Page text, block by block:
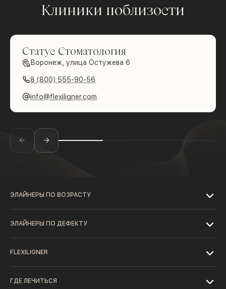
Клиники поблизости
Статус Стоматология
Воронеж, улица Остужева 6
8 (800) 555-90-56
info@flexiligner.com
ЭЛАЙНЕРЫ ПО ВОЗРАСТУ
ЭЛАЙНЕРЫ ПО ДЕФЕКТУ
FLEXILIGNER
ГДЕ ЛЕЧИТЬСЯ